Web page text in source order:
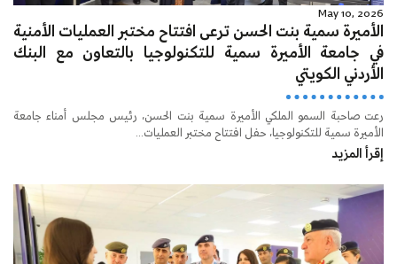
May 10, 2026
الأميرة سمية بنت الحسن ترعى افتتاح مختبر العمليات الأمنية
في جامعة الأميرة سمية للتكنولوجيا بالتعاون مع البنك
الأردني الكويتي
رعت صاحبة السمو الملكي الأميرة سمية بنت الحسن، رئيس مجلس أمناء جامعة
الأميرة سمية للتكنولوجيا، حفل افتتاح مختبر العمليات...
إقرأ المزيد